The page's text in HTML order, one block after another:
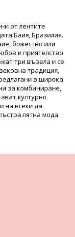
и грижа
Of 10 Bonfim -
кутия.
и мек парцал.
отделения, за
от лентите
Баия, Бразилия.
божество или
и приятелство
три възела и се
традиция,
в широка
за комбиниране,
културно
на всеки да
лятна мода